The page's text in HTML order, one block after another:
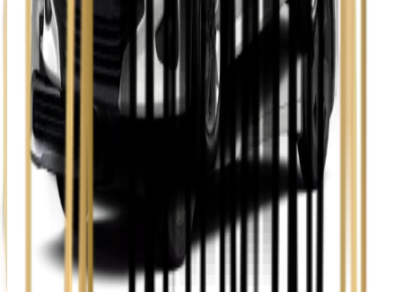
Zobacz
Toyota Avensis
Zobacz
Toyota Camry
Zobacz
Toyota Corolla
Toyota Prius